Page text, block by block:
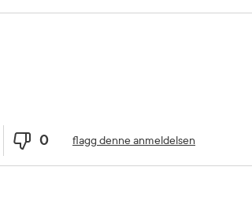
0 flagg denne anmeldelsen